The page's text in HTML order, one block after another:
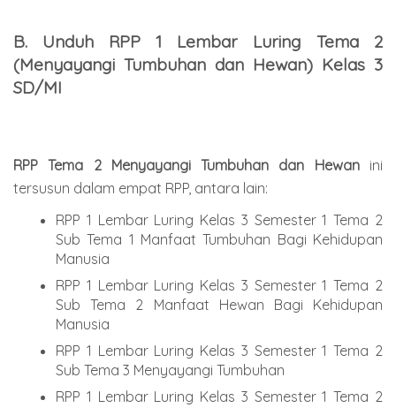
B. Unduh RPP 1 Lembar Luring Tema 2
(Menyayangi Tumbuhan dan Hewan) Kelas 3
SD/MI
RPP Tema 2 Menyayangi Tumbuhan dan Hewan
ini
tersusun dalam empat RPP, antara lain:
RPP 1 Lembar Luring Kelas 3 Semester 1 Tema 2
Sub Tema 1 Manfaat Tumbuhan Bagi Kehidupan
Manusia
RPP 1 Lembar Luring Kelas 3 Semester 1 Tema 2
Sub Tema 2 Manfaat Hewan Bagi Kehidupan
Manusia
RPP 1 Lembar Luring Kelas 3 Semester 1 Tema 2
Sub Tema 3 Menyayangi Tumbuhan
RPP 1 Lembar Luring Kelas 3 Semester 1 Tema 2